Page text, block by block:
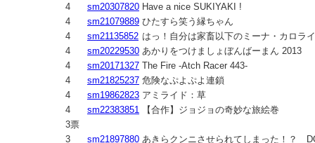
4
sm20307820 Have a nice SUKIYAKI !
4
sm21079889 ひたすら笑う縁ちゃん
4
sm21135852 はっ！自分は家畜以下のミーナ・カロラ
4
sm20229530 あかりをつけましょぼんばーまん 2013
4
sm20171327 The Fire -Atch Racer 443-
4
sm21825237 危険なぷよぷよ連鎖
4
sm19862823 アミライド：草
4
sm22383851
【合作】ジョジョの奇妙な旅絵巻
3票
3
sm21897880 あきらクンニさせられてしまった！？